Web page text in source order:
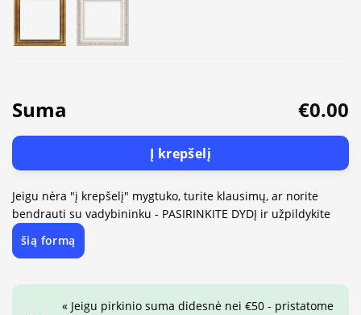
Suma €0.00
Į krepšelį
Jeigu nėra "į krepšelį" mygtuko, turite klausimų, ar norite
bendrauti su vadybininku - PASIRINKITE DYDĮ ir užpildykite
šią formą
« Jeigu pirkinio suma didesnė nei €50 - pristatome